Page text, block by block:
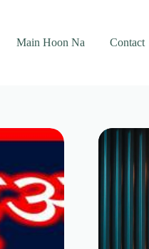
Main Hoon Na Contact